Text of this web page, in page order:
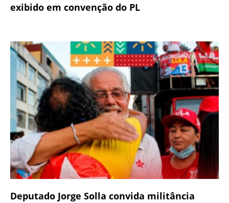
exibido em convenção do PL
Deputado Jorge Solla convida militância